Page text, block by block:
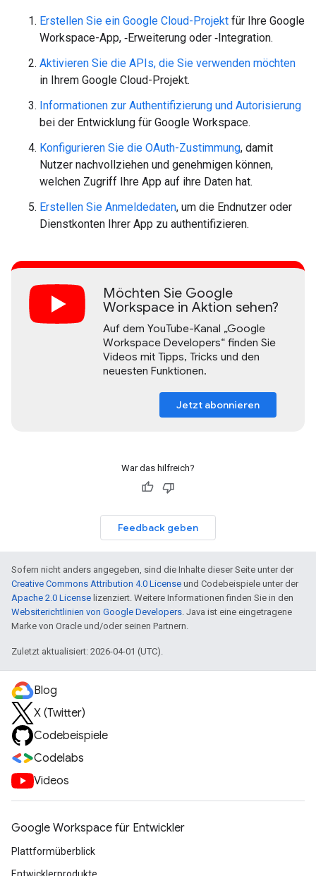
Erstellen Sie ein Google Cloud-Projekt für Ihre Google
Workspace-App, ‑Erweiterung oder ‑Integration.
Aktivieren Sie die APIs, die Sie verwenden möchten
in Ihrem Google Cloud-Projekt.
Informationen zur Authentifizierung und Autorisierung
bei der Entwicklung für Google Workspace.
Konfigurieren Sie die OAuth-Zustimmung, damit
Nutzer nachvollziehen und genehmigen können,
welchen Zugriff Ihre App auf ihre Daten hat.
Erstellen Sie Anmeldedaten, um die Endnutzer oder
Dienstkonten Ihrer App zu authentifizieren.
Möchten Sie Google
Workspace in Aktion sehen?
Auf dem YouTube-Kanal „Google
Workspace Developers“ finden Sie
Videos mit Tipps, Tricks und den
neuesten Funktionen.
Jetzt abonnieren
War das hilfreich?
Feedback geben
Sofern nicht anders angegeben, sind die Inhalte dieser Seite unter der
Creative Commons Attribution 4.0 License und Codebeispiele unter der
Apache 2.0 License lizenziert. Weitere Informationen finden Sie in den
Websiterichtlinien von Google Developers. Java ist eine eingetragene
Marke von Oracle und/oder seinen Partnern.
Zuletzt aktualisiert: 2026-04-01 (UTC).
Blog
X (Twitter)
Codebeispiele
Codelabs
Videos
Google Workspace für Entwickler
Plattformüberblick